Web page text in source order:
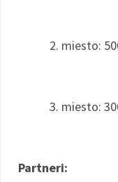
2. miesto:
3. miesto:
Partneri: